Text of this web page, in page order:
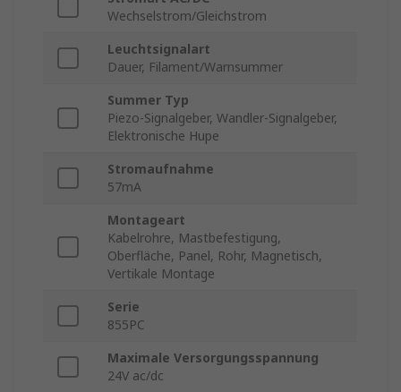
Wechselstrom/Gleichstrom
Leuchtsignalart
Dauer, Filament/Warnsummer
Summer Typ
Piezo-Signalgeber, Wandler-Signalgeber,
Elektronische Hupe
Stromaufnahme
57mA
Montageart
Kabelrohre, Mastbefestigung,
Oberfläche, Panel, Rohr, Magnetisch,
Vertikale Montage
Serie
855PC
Maximale Versorgungsspannung
24V ac/dc